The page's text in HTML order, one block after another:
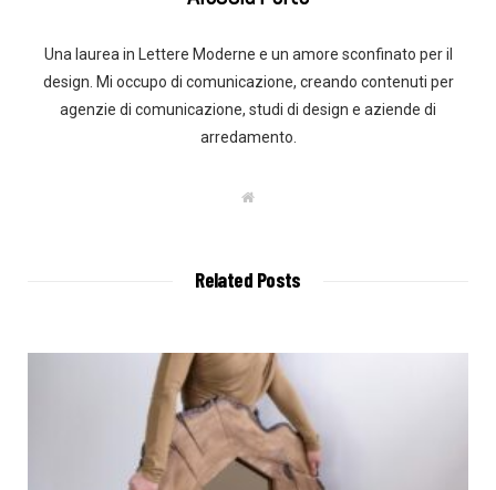
Una laurea in Lettere Moderne e un amore sconfinato per il
design. Mi occupo di comunicazione, creando contenuti per
agenzie di comunicazione, studi di design e aziende di
arredamento.
W
Related Posts